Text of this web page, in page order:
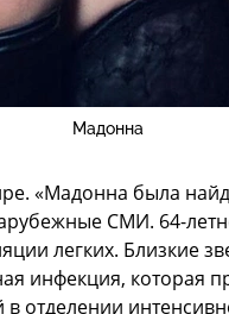
Мадонна
«Мадонна была
СМИ. 64-
легких. Близкие
инфекция, которая
в отделении